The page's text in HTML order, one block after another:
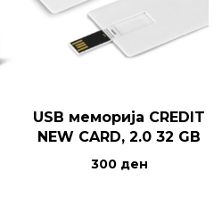
USB меморија CREDIT
NEW CARD, 2.0 32 GB
300 ден